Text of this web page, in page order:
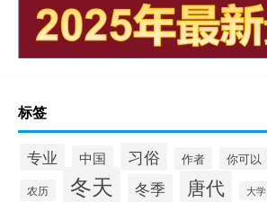
标签
专业 中国 习俗 作者 你可以
农历 冬天 冬季 唐代 大学